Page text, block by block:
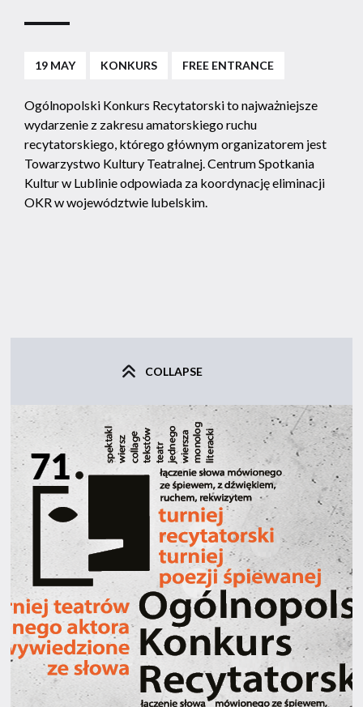
19 MAY KONKURS FREE ENTRANCE
Ogólnopolski Konkurs Recytatorski to najważniejsze
wydarzenie z zakresu amatorskiego ruchu
recytatorskiego, którego głównym organizatorem jest
Towarzystwo Kultury Teatralnej. Centrum Spotkania
Kultur w Lublinie odpowiada za koordynację eliminacji
OKR w województwie lubelskim.
COLLAPSE